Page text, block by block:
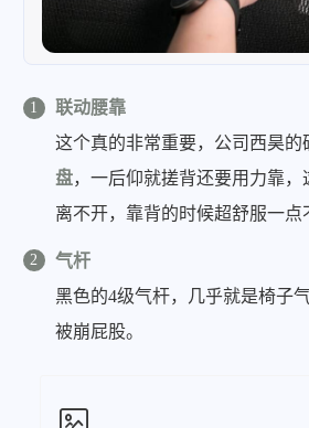
联动腰靠
这个真的非常重要，公司西昊的
盘，一后仰就搓背还要用力靠，
离不开，靠背的时候超舒服一点
气杆
黑色的4级气杆，几乎就是椅子
被崩屁股。
